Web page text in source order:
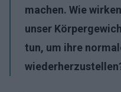
machen. Wie
unser
tun, um ihre